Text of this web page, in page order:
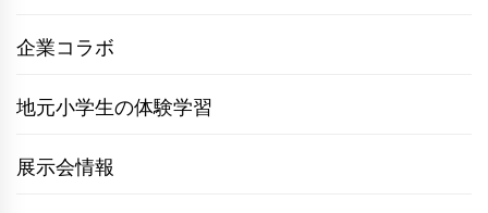
企業コラボ
地元小学生の体験学習
展示会情報